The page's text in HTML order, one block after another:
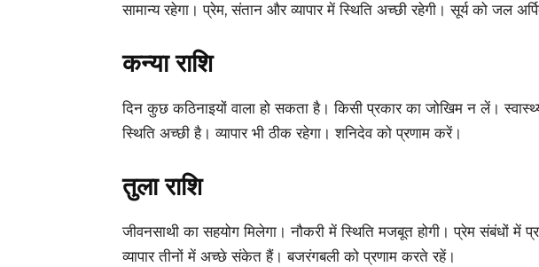
सामान्य रहेगा। प्रेम, संतान और व्यापार में स्थिति अच्छी रहेगी। सूर्य को जल
कन्या राशि
दिन कुछ कठिनाइयों वाला हो सकता है। किसी प्रकार का जोखिम न लें।
स्थिति अच्छी है। व्यापार भी ठीक रहेगा। शनिदेव को प्रणाम करें।
तुला राशि
जीवनसाथी का सहयोग मिलेगा। नौकरी में स्थिति मजबूत होगी। प्रेम संबंधों में
व्यापार तीनों में अच्छे संकेत हैं। बजरंगबली को प्रणाम करते रहें।